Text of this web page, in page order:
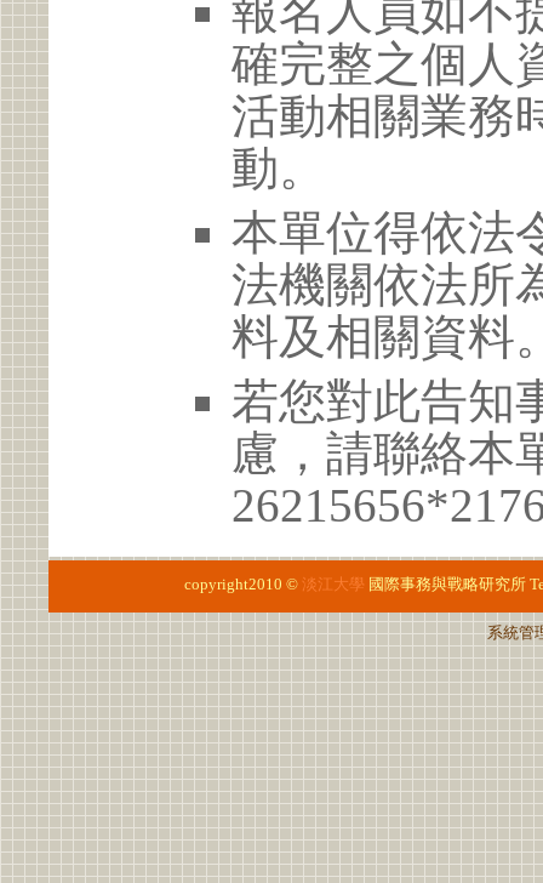
報名人員如不
確完整之個人
活動相關業務
動。
本單位得依法
法機關依法所
料及相關資料
若您對此告知
慮，請聯絡本
copyright2010 © 淡江大學 國際事務與戰略研究所
系統管